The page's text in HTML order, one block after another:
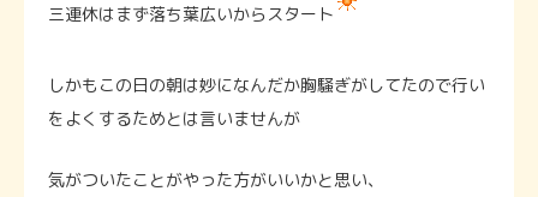
三連休はまず落ち葉広いからスタート
しかもこの日の朝は妙になんだか胸騒ぎがしてたので行い
をよくするためとは言いませんが
気がついたことがやった方がいいかと思い、